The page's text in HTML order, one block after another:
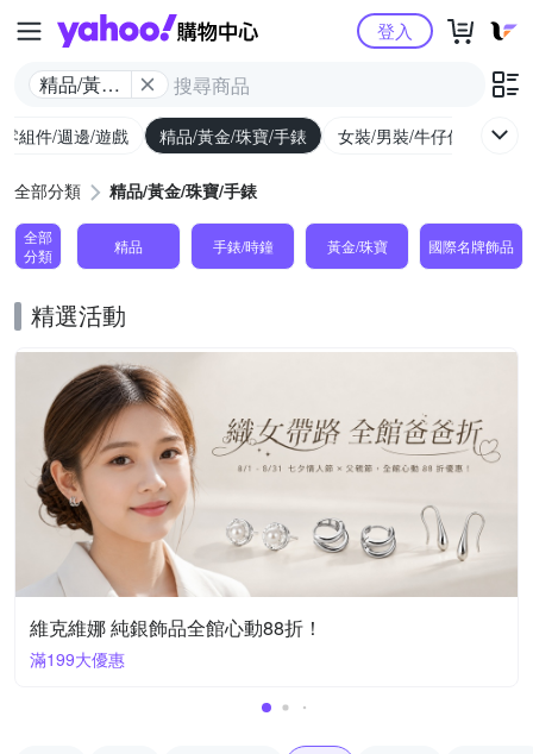
Yahoo購物中心
精品/黃金/
登入
組件/週邊/遊戲 精品/黃金/珠寶/手錶 女裝/男裝/牛仔休閒
全部分類 精品/黃金/珠寶/手錶
全部
分類
精品 手錶/時鐘 黃金/珠寶 國際名牌飾品
精選活動
維克維娜 純銀飾品全館心動88折！
滿199大優惠